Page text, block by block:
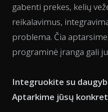
gabenti prekes, kelių
reikalavimus,
problema. Čia
programinė įranga gali
Integruokite su
Aptarkime jūsų